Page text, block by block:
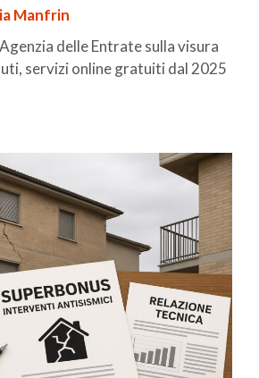
Manfrin
delle Entrate sulla visura
servizi online gratuiti dal 2025